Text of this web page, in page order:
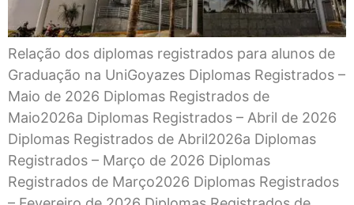
Relação dos diplomas registrados para alunos de
Graduação na UniGoyazes Diplomas Registrados –
Maio de 2026 Diplomas Registrados de
Maio2026a Diplomas Registrados – Abril de 2026
Diplomas Registrados de Abril2026a Diplomas
Registrados – Março de 2026 Diplomas
Registrados de Março2026 Diplomas Registrados